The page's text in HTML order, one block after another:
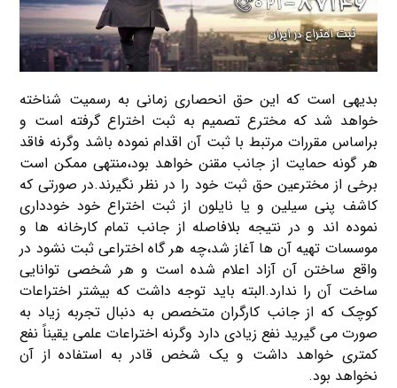
بدیهی است که این حق انحصاری زمانی به رسمیت شناخته
خواهد شد که مخترع تصمیم به ثبت اختراع گرفته است و
براساس مقررات مرتبط با ثبت آن اقدام نموده باشد وگرنه فاقد
هر گونه حمایت از جانب مقنن خواهد بود،منتهی ممکن است
برخی از مخترعین حق ثبت خود را در نظر نگیرند.در صورتی که
کاشف پنی سیلین و یا نایلون از ثبت اختراع خود خودداری
نموده اند و در نتیجه بلافاصله از جانب تمام کارخانه ها و
موسسات تهیه آن ها آغاز شد،چه هر گاه اختراعی ثبت نشود در
واقع ساختن آن آزاد اعلام شده است و هر شخصی توانایی
ساخت آن را ندارد.البته باید توجه داشت که بیشتر اختراعات
کوچک که از جانب کارگران متخصص به دنبال تجربه زیاد به
صورت می گیرید نفع زیادی دارد وگرنه اختراعات علمی یقیناً نفع
کمتری خواهد داشت و یک شخص قادر به استفاده از آن
نخواهد بود.